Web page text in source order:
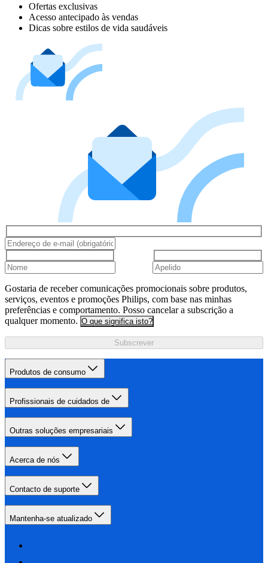
Ofertas exclusivas
Acesso antecipado às vendas
Dicas sobre estilos de vida saudáveis
Gostaria de receber comunicações promocionais sobre produtos,
serviços, eventos e promoções Philips, com base nas minhas
preferências e comportamento. Posso cancelar a subscrição a
qualquer momento. O que significa isto?
Subscrever
Produtos de consumo
Profissionais de cuidados de
Outras soluções empresariais
Acerca de nós
Contacto de suporte
Mantenha-se atualizado